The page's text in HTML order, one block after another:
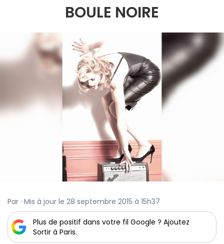
BOULE NOIRE
Par · Mis à jour le 28 septembre 2015 à 15h37
Plus de positif dans votre fil Google ? Ajoutez
Sortir à Paris.